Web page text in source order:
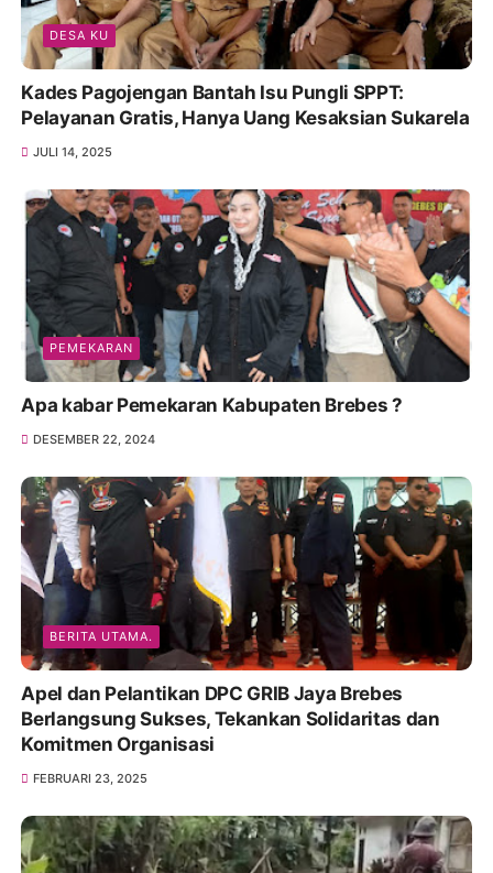
DESA KU
Kades Pagojengan Bantah Isu Pungli SPPT:
Pelayanan Gratis, Hanya Uang Kesaksian Sukarela
JULI 14, 2025
PEMEKARAN
Apa kabar Pemekaran Kabupaten Brebes ?
DESEMBER 22, 2024
BERITA UTAMA.
Apel dan Pelantikan DPC GRIB Jaya Brebes
Berlangsung Sukses, Tekankan Solidaritas dan
Komitmen Organisasi
FEBRUARI 23, 2025